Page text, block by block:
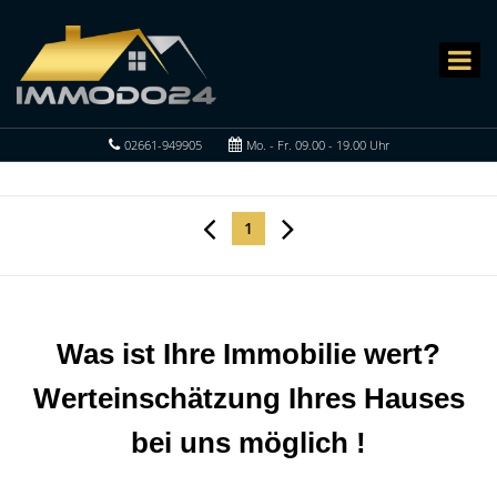
02661-949905 Mo. - Fr. 09.00 - 19.00 Uhr
1
Was ist Ihre Immobilie wert?
Werteinschätzung Ihres Hauses
bei uns möglich !